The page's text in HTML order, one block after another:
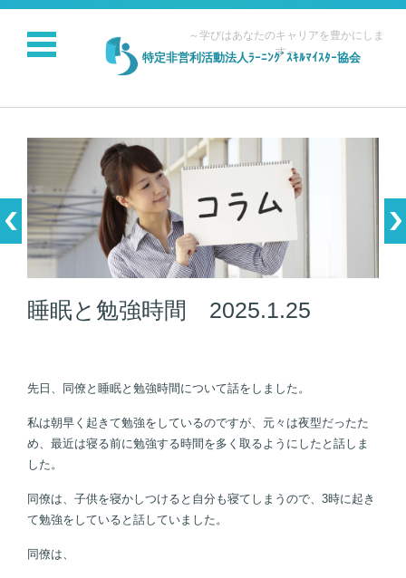
特定非営利活動法人ﾗｰﾆﾝｸﾞｽｷﾙﾏｲｽﾀｰ協会
～学びはあなたのキャリアを豊かにしま
す～
コンテンツに移動
睡眠と勉強時間 2025.1.25
先日、同僚と睡眠と勉強時間について話をしました。
私は朝早く起きて勉強をしているのですが、元々は夜型だったた
め、最近は寝る前に勉強する時間を多く取るようにしたと話しま
した。
同僚は、子供を寝かしつけると自分も寝てしまうので、3時に起き
て勉強をしていると話していました。
同僚は、